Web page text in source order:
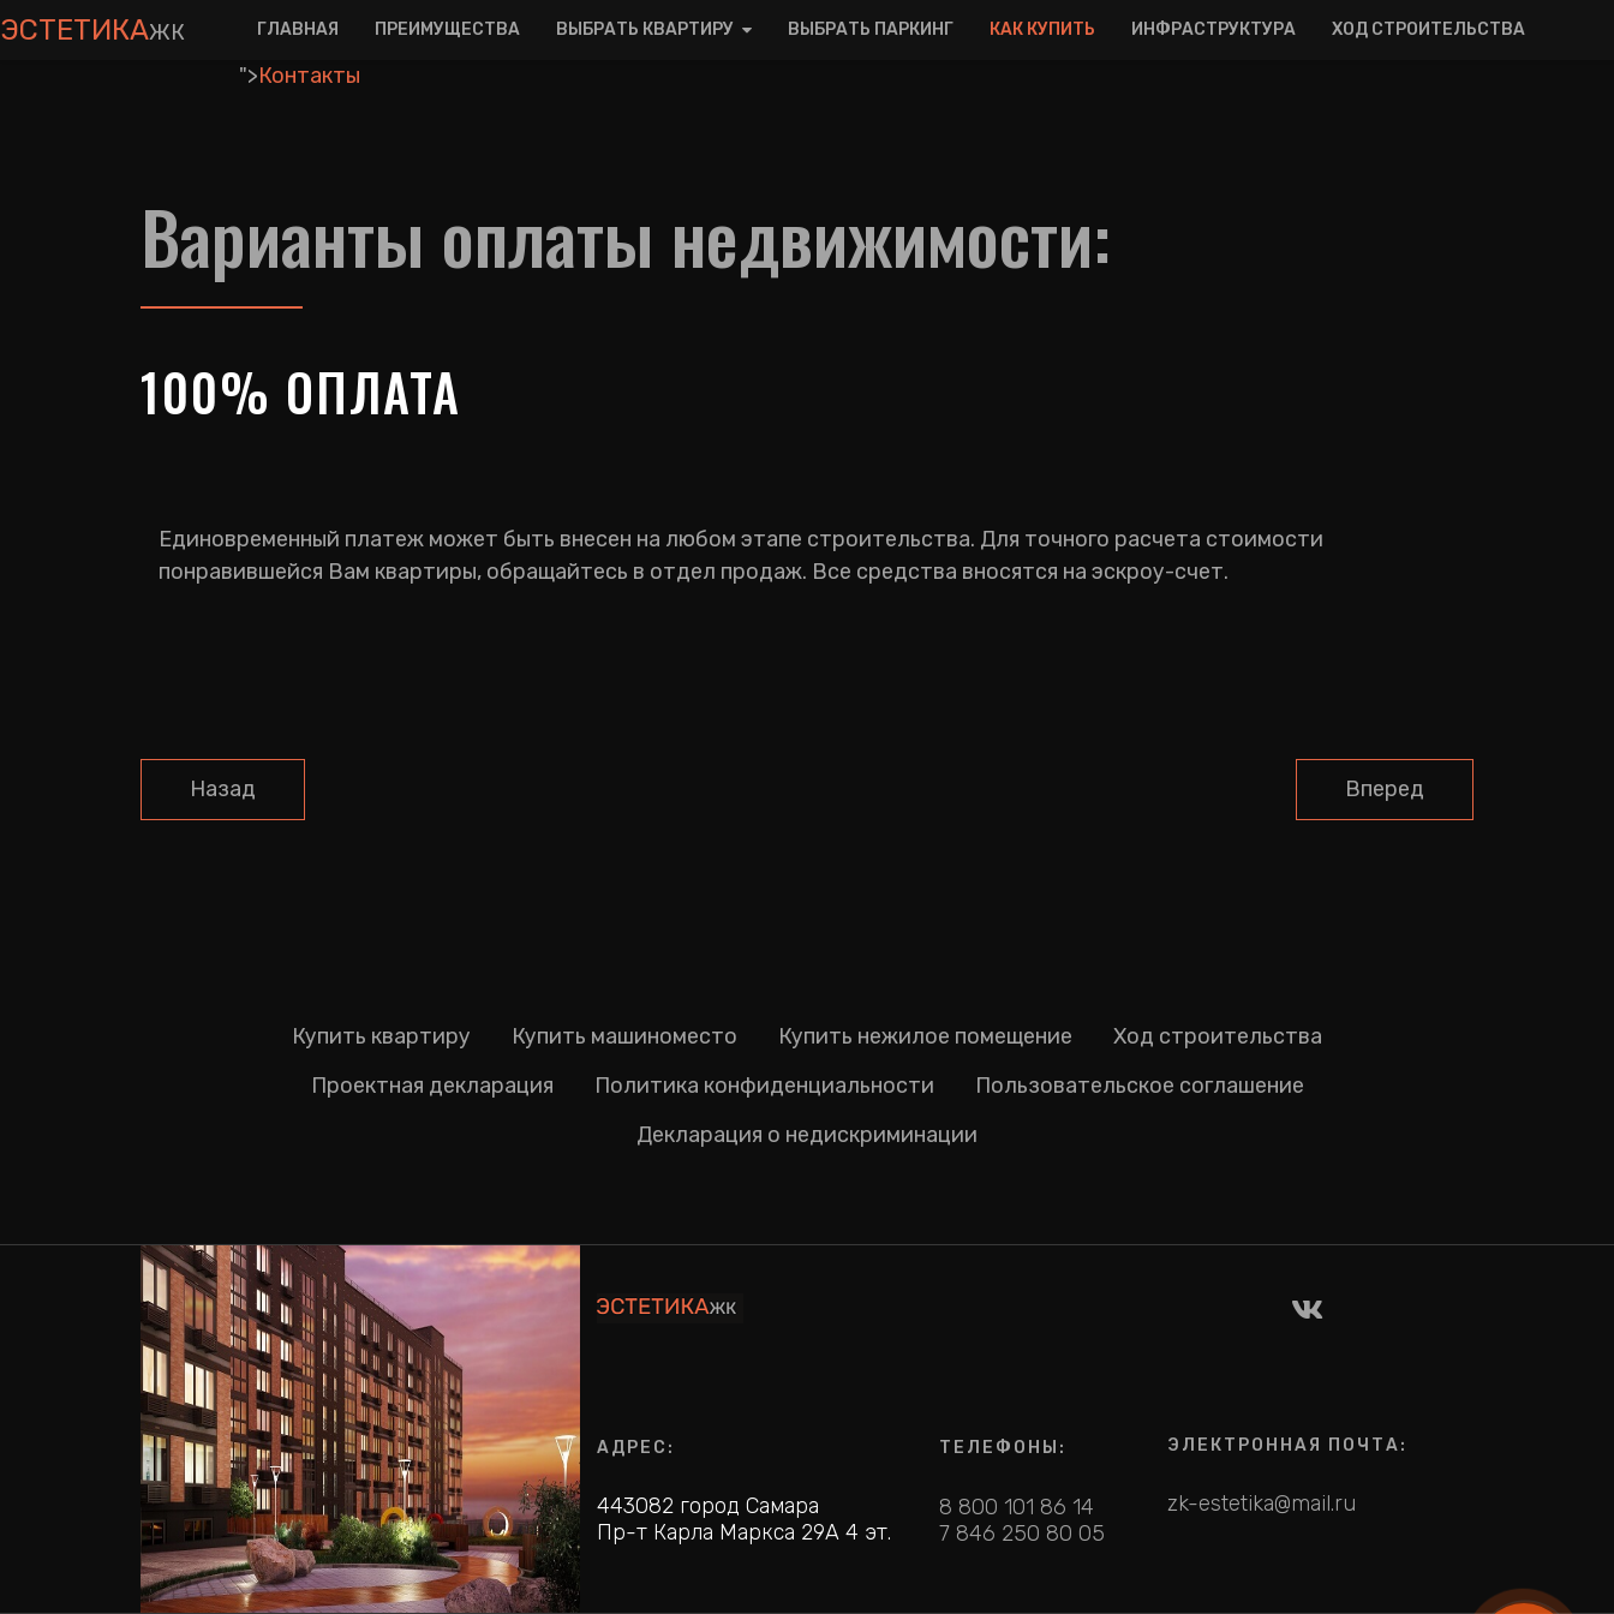
ЭСТЕТИКАЖК ГЛАВНАЯ ПРЕИМУЩЕСТВА ВЫБРАТЬ КВАРТИРУ ВЫБРАТЬ ПАРКИНГ КАК КУПИТЬ ИНФРАСТРУКТУРА ХОД СТРОИТЕЛЬСТВА
">Контакты
Варианты оплаты недвижимости:
100% ОПЛАТА
Единовременный платеж может быть внесен на любом этапе строительства. Для точного расчета стоимости
понравившейся Вам квартиры, обращайтесь в отдел продаж. Все средства вносятся на эскроу-счет.
Назад Вперед
Купить квартиру Купить машиноместо Купить нежилое помещение
Ход строительства
Проектная декларация
Политика конфиденциальности
Пользовательское соглашение
Декларация о недискриминации
АДРЕС:
443082 город Самара
Пр-т Карла Маркса 29А 4 эт.
ТЕЛЕФОНЫ:
8 800 101 86 14
7 846 250 80 05
ЭЛЕКТРОННАЯ ПОЧТА:
zk-estetika@mail.ru